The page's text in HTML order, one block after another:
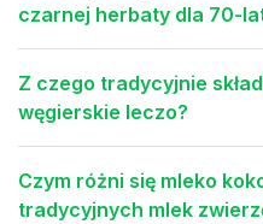
czarnej herbaty dla 70-
Z czego tradycyjnie
węgierskie leczo?
Czym różni się mleko
tradycyjnych mlek